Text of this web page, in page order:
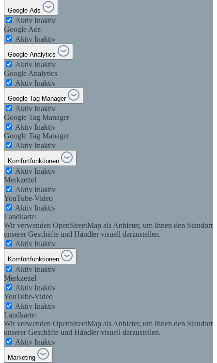
Google Ads
Aktiv Inaktiv
Google Ads
Aktiv Inaktiv
Google Analytics
Aktiv Inaktiv
Google Analytics
Aktiv Inaktiv
Google Tag Manager
Aktiv Inaktiv
Google Tag Manager
Aktiv Inaktiv
Google Tag Manager
Aktiv Inaktiv
Komfortfunktionen
Aktiv Inaktiv
Merkzettel
Aktiv Inaktiv
YouTube-Video
Aktiv Inaktiv
Landkarte:
Wir verwenden OpenStreetMap als Anbieter, um Ihnen den Standort
unserer Geschäfte und Händler visuell darzustellen.
Aktiv Inaktiv
Komfortfunktionen
Aktiv Inaktiv
Merkzettel
Aktiv Inaktiv
YouTube-Video
Aktiv Inaktiv
Landkarte:
Wir verwenden OpenStreetMap als Anbieter, um Ihnen den Standort
unserer Geschäfte und Händler visuell darzustellen.
Aktiv Inaktiv
Marketing